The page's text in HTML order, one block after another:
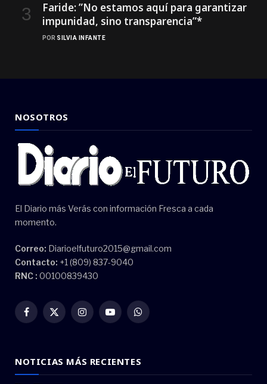
Faride: ”No estamos aquí para garantizar
impunidad, sino transparencia”*
POR SILVIA INFANTE
NOSOTROS
El Diario más Verás con información Fresca a cada
momento.
Correo: Diarioelfuturo2015@gmail.com
Contacto: +1 (809) 837-9040
RNC : 00100839430
Facebook
X
InstagramYouTubeWhatsApp
NOTICIAS MÁS RECIENTES